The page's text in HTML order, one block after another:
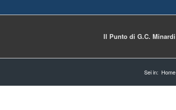
Il Punto di G.C. Minardi
Sei in: Home